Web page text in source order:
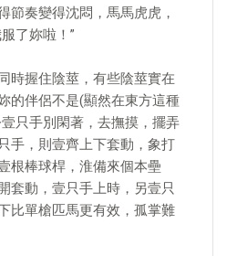
節奏變得沈悶，馬馬虎虎，
了妳啦！”
握住陰莖，有些陰莖實在
的伴侶不是(顯然在東方這種
只手別閑著，去撫摸，擺弄
手，則壹齊上下套動，象打
根棒球桿，淮備來個本壘
套動，壹只手上時，另壹只
比單槍匹馬更有效，孤掌難